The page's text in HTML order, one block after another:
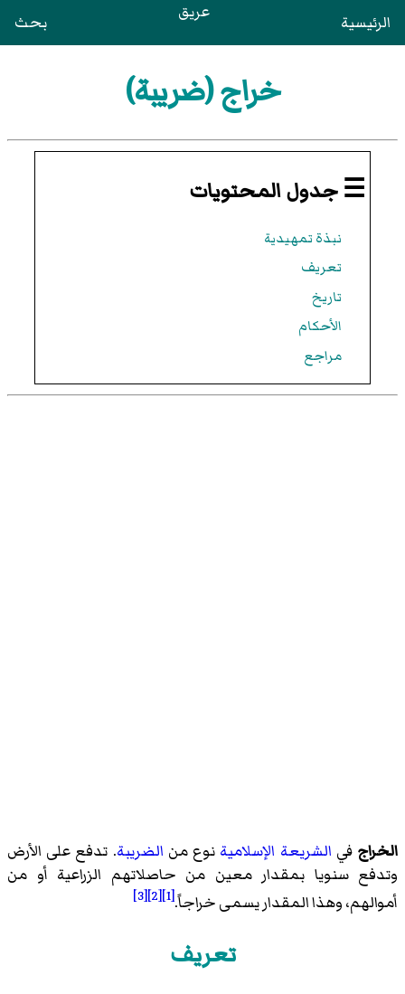
الرئيسية عريق بحث
خراج (ضريبة)
☰ جدول المحتويات
نبذة تمهيدية
تعريف
تاريخ
الأحكام
مراجع
الخراج في الشريعة الإسلامية نوع من الضريبة. تدفع على الأرض
وتدفع سنويا بمقدار معين من حاصلاتهم الزراعية أو من
أموالهم، وهذا المقدار يسمى خراجاً.[1]
[2]
[3]
تعريف